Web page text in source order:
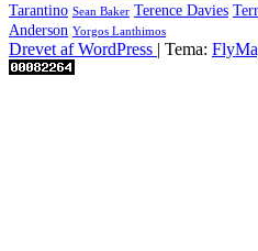
Tarantino Sean Baker Terence Davies
Anderson Yorgos Lanthimos
Drevet af WordPress | Tema: